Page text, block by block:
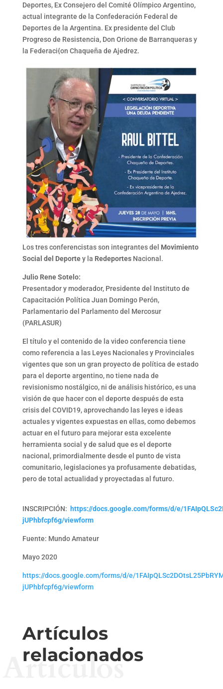
Deportes, Ex Consejero del Comité Olímpico Argentino,
actual integrante de la Confederación Federal de
Deportes de la Argentina. Ex presidente del Club
Progreso de Resistencia, Don Orione de Barranqueras y
la Federaci{on Chaqueña de Ajedrez.
Los tres conferencistas son integrantes del Movimiento
Social del Deportey la Redeportes Nacional.
Julio Rene Sotelo:
Presentador y moderador, Presidente del Instituto de
Capacitación Política Juan Domingo Perón,
Parlamentario del Parlamento del Mercosur
(PARLASUR)
El título y el contenido de la video conferencia tiene
como referencia a las Leyes Nacionales y Provinciales
vigentes que son un gran proyecto de política de estado
para el deporte argentino, no tiene nada de
revisionismo nostálgico, ni de análisis histórico, es una
visión de que hacer con el deporte después de esta
crisis del COVID19, aprovechando las leyes e ideas
actuales y vigentes expuestas en ellas, como debemos
actuar en el futuro para mejorar esta excelente
herramienta social y de salud que es el deporte
nacional, primordialmente desde el punto de vista
comunitario, legislaciones ya profusamente debatidas,
pero de total actualidad y proyectadas al futuro.
INSCRIPCIÓN: https://docs.google.com/forms/d/e/
jUPhbfcpf6g/viewform
Fuente: Mundo Amateur
Mayo 2020
https://docs.google.com/forms/d/e/
jUPhbfcpf6g/viewform
Artículos
relacionados
Artículos